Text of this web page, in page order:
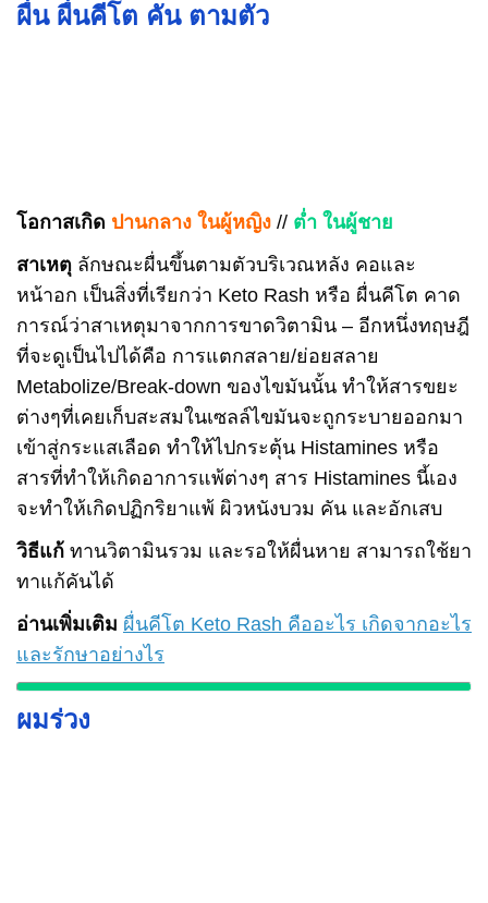
ผื่น ผื่นคีโต คัน ตามตัว
โอกาสเกิด ปานกลาง ในผู้หญิง // ต่ำ ในผู้ชาย
สาเหตุ ลักษณะผื่นขึ้นตามตัวบริเวณหลัง คอและ
หน้าอก เป็นสิ่งที่เรียกว่า Keto Rash หรือ ผื่นคีโต คาด
การณ์ว่าสาเหตุมาจากการขาดวิตามิน – อีกหนึ่งทฤษฎี
ที่จะดูเป็นไปได้คือ การแตกสลาย/ย่อยสลาย
Metabolize/Break-down ของไขมันนั้น ทำให้สารขยะ
ต่างๆที่เคยเก็บสะสมในเซลล์ไขมันจะถูกระบายออกมา
เข้าสู่กระแสเลือด ทำให้ไปกระตุ้น Histamines หรือ
สารที่ทำให้เกิดอาการแพ้ต่างๆ สาร Histamines นี้เอง
จะทำให้เกิดปฏิกริยาแพ้ ผิวหนังบวม คัน และอักเสบ
วิธีแก้ ทานวิตามินรวม และรอให้ผื่นหาย สามารถใช้ยา
ทาแก้คันได้
อ่านเพิ่มเติม ผื่นคีโต Keto Rash คืออะไร เกิดจากอะไร
และรักษาอย่างไร
ผมร่วง